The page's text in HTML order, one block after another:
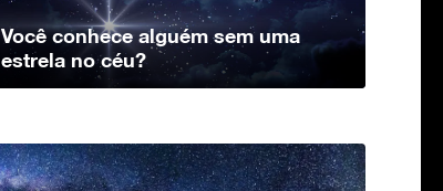
Você conhece alguém sem uma
estrela no céu?